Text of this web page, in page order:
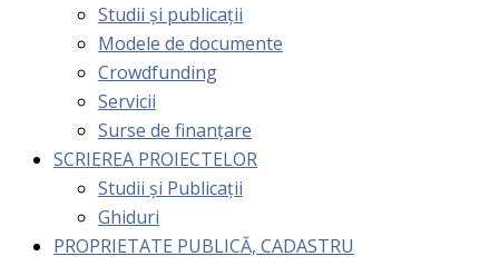
Studii și publicații
Modele de documente
Crowdfunding
Servicii
Surse de finanțare
SCRIEREA PROIECTELOR
Studii și Publicații
Ghiduri
PROPRIETATE PUBLICĂ, CADASTRU